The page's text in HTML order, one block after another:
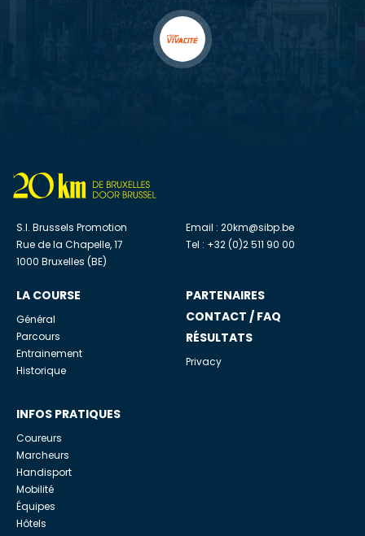
S.I. Brussels Promotion
Rue de la Chapelle, 17
1000 Bruxelles (BE)
Email : 20km@sibp.be
Tel : +32 (0)2 511 90 00
LA COURSE
Général
Parcours
Entrainement
Historique
INFOS PRATIQUES
Coureurs
Marcheurs
Handisport
Mobilité
Équipes
Hôtels
PARTENAIRES
CONTACT / FAQ
RÉSULTATS
Privacy